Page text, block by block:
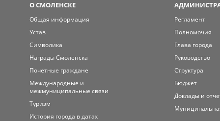
О СМОЛЕНСКЕ
Общая информация
Устав
Символика
Награды Смоленска
Почётные граждане
Международные и
межмуниципальные связи
Туризм
История города в датах
Регламент
Полномочия
Глава города
Руководство
Структура
Бюджет
Доклады и